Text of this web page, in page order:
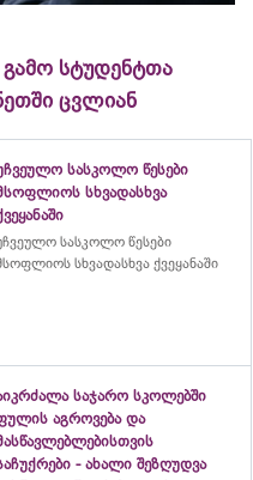
სტუდენტთა
ცვლიან
სასკოლო წესები
სხვადასხვა
სასკოლო წესები
სხვადასხვა ქვეყანაში
საჯარო სკოლებში
აგროვება და
- ახალი შეზღუდვა